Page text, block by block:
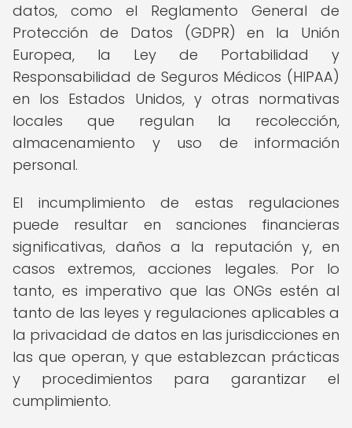
datos, como el Reglamento General de
Protección de Datos (GDPR) en la Unión
Europea, la Ley de Portabilidad y
Responsabilidad de Seguros Médicos (HIPAA)
en los Estados Unidos, y otras normativas
locales que regulan la recolección,
almacenamiento y uso de información
personal.
El incumplimiento de estas regulaciones
puede resultar en sanciones financieras
significativas, daños a la reputación y, en
casos extremos, acciones legales. Por lo
tanto, es imperativo que las ONGs estén al
tanto de las leyes y regulaciones aplicables a
la privacidad de datos en las jurisdicciones en
las que operan, y que establezcan prácticas
y procedimientos para garantizar el
cumplimiento.